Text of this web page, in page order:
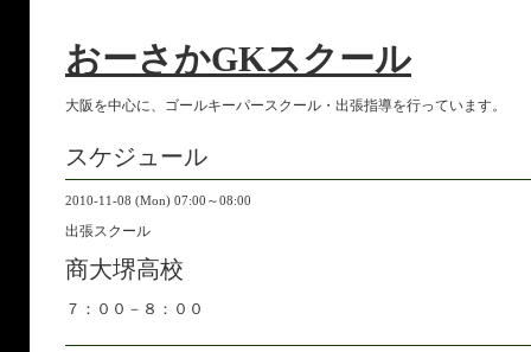
おーさかGKスクール
大阪を中心に、ゴールキーパースクール・出張指導を行っています。
スケジュール
2010-11-08 (Mon) 07:00～08:00
出張スクール
商大堺高校
７：００－８：００